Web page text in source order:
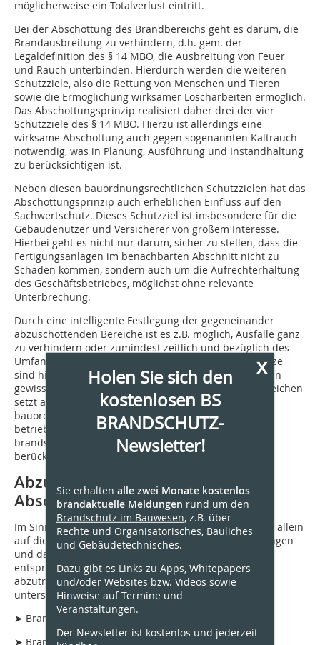
möglicherweise ein Totalverlust eintritt.
Bei der Abschottung des Brandbereichs geht es darum, die
Brandausbreitung zu verhindern, d.h. gem. der
Legaldefinition des § 14 MBO, die Ausbreitung von Feuer
und Rauch unterbinden. Hierdurch werden die weiteren
Schutzziele, also die Rettung von Menschen und Tieren
sowie die Ermöglichung wirksamer Löscharbeiten ermöglich.
Das Abschottungsprinzip realisiert daher drei der vier
Schutzziele des § 14 MBO. Hierzu ist allerdings eine
wirksame Abschottung auch gegen sogenannten Kaltrauch
notwendig, was in Planung, Ausführung und Instandhaltung
zu berücksichtigen ist.
Neben diesen bauordnungsrechtlichen Schutzzielen hat das
Abschottungsprinzip auch erheblichen Einfluss auf den
Sachwertschutz. Dieses Schutzziel ist insbesondere für die
Gebäudenutzer und Versicherer von großem Interesse.
Hierbei geht es nicht nur darum, sicher zu stellen, dass die
Fertigungsanlagen im benachbarten Abschnitt nicht zu
Schaden kommen, sondern auch um die Aufrechterhaltung
des Geschäftsbetriebes, möglichst ohne relevante
Unterbrechung.
Durch eine intelligente Festlegung der gegeneinander
abzuschottenden Bereiche ist es z.B. möglich, Ausfälle ganz
zu verhindern oder zumindest zeitlich und bezüglich des
Umfanges sehr stark zu beschränken. Mögliche Ansätze
sind hierbei z.B. die Trennung gleicher Systeme, um ein
gewisses Maß an Redundanz zu schaffen. Dies zu erreichen
setzt allerdings voraus, dass neben den
bauordnungsrechtlichen Schutzzielen auch die
betrieblichen Schutzziele bereits bei der
brandschutztechnischen Konzeption ausreichend
berücksichtigt werden.
Abzuschottende Bereiche und
Abschottungsebenen
Im Sinne eines ganzheitlichen Brandschutzes ist nicht allein
auf die bauordnungsrechtlich geforderten Abschottungen
und damit auch die passende Einteilung der
entsprechenden Abschnitte abzustellen. Die jeweils
abzutrennenden Bereiche werden teilweise sehr
unterschiedlich bezeichnet:
➤ Brandabschnitte
➤ Brandbekämpfungsabschnitte (IndBauRL)
x
Holen Sie sich den
kostenlosen BS
BRANDSCHUTZ-
Newsletter!
Sie erhalten alle zwei Monate kostenlos
brandaktuelle Meldungen rund um den
Brandschutz im Bauwesen, z.B. über
Rechte und Organisatorisches, Bauliches
und Gebäudetechnisches.
Dazu gibt es Links zu Apps, Whitepapers
und/oder Websites bzw. Videos sowie
Hinweise auf Termine und
Veranstaltungen.
Der Newsletter ist kostenlos und jederzeit